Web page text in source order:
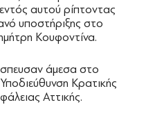
αυτού ρίπτοντας
υποστήριξης στο
Κουφοντίνα.
άμεσα στο
Κρατικής
Αττικής.